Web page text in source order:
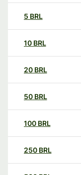
5 BRL
10 BRL
20 BRL
50 BRL
100 BRL
250 BRL